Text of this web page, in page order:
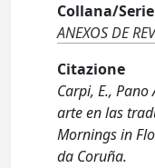
Collana/Serie
ANEXOS DE
Citazione
Carpi, E.,
arte en las
Mornings in
da Coruña.